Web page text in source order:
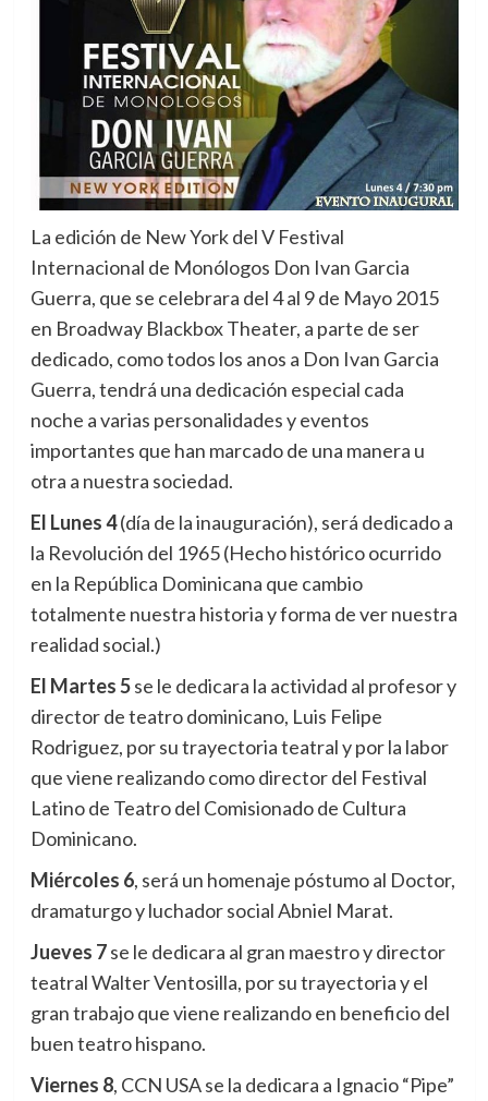
La edición de New York del V Festival
Internacional de Monólogos Don Ivan Garcia
Guerra, que se celebrara del 4 al 9 de Mayo 2015
en Broadway Blackbox Theater, a parte de ser
dedicado, como todos los anos a Don Ivan Garcia
Guerra, tendrá una dedicación especial cada
noche a varias personalidades y eventos
importantes que han marcado de una manera u
otra a nuestra sociedad.
El Lunes 4(día de la inauguración), será dedicado a
la Revolución del 1965 (Hecho histórico ocurrido
en la República Dominicana que cambio
totalmente nuestra historia y forma de ver nuestra
realidad social.)
El Martes 5se le dedicara la actividad al profesor y
director de teatro dominicano, Luis Felipe
Rodriguez, por su trayectoria teatral y por la labor
que viene realizando como director del Festival
Latino de Teatro del Comisionado de Cultura
Dominicano.
Miércoles 6, será un homenaje póstumo al Doctor,
dramaturgo y luchador social Abniel Marat.
Jueves 7se le dedicara al gran maestro y director
teatral Walter Ventosilla, por su trayectoria y el
gran trabajo que viene realizando en beneficio del
buen teatro hispano.
Viernes 8, CCN USA se la dedicara a Ignacio “Pipe”